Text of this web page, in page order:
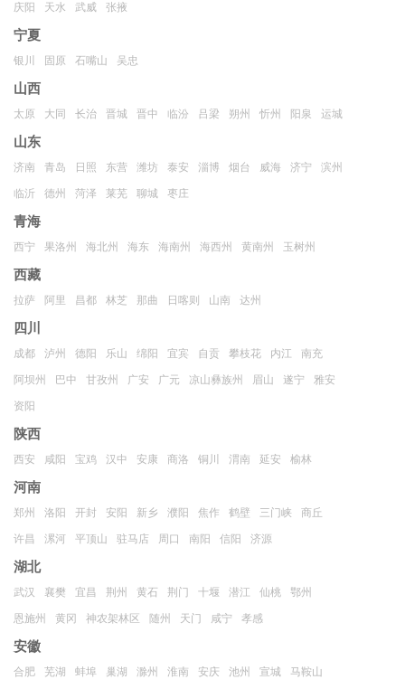
庆阳 天水 武威 张掖
宁夏
银川 固原 石嘴山 吴忠
山西
太原 大同 长治 晋城 晋中 临汾 吕梁 朔州 忻州 阳泉 运城
山东
济南 青岛 日照 东营 潍坊 泰安 淄博 烟台 威海 济宁 滨州
临沂 德州 菏泽 莱芜 聊城 枣庄
青海
西宁 果洛州 海北州 海东 海南州 海西州 黄南州 玉树州
西藏
拉萨 阿里 昌都 林芝 那曲 日喀则 山南 达州
四川
成都 泸州 德阳 乐山 绵阳 宜宾 自贡 攀枝花 内江 南充
阿坝州 巴中 甘孜州 广安 广元 凉山彝族州 眉山 遂宁 雅安
资阳
陕西
西安 咸阳 宝鸡 汉中 安康 商洛 铜川 渭南 延安 榆林
河南
郑州 洛阳 开封 安阳 新乡 濮阳 焦作 鹤壁 三门峡 商丘
许昌 漯河 平顶山 驻马店 周口 南阳 信阳 济源
湖北
武汉 襄樊 宜昌 荆州 黄石 荆门 十堰 潜江 仙桃 鄂州
恩施州 黄冈 神农架林区 随州 天门 咸宁 孝感
安徽
合肥 芜湖 蚌埠 巢湖 滁州 淮南 安庆 池州 宣城 马鞍山